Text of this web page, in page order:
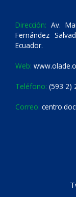
Dirección: Av.
Fernández
Ecuador.
Web:
Teléfono: (593 2)
Correo: